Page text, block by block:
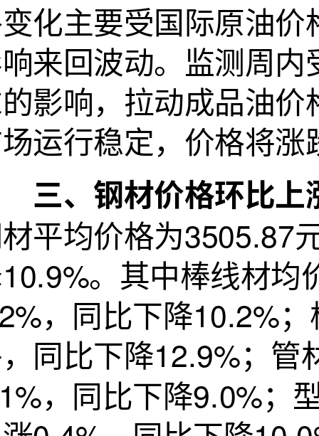
化主要受国际原油
来回波动。监测周
影响，拉动成品油
运行稳定，价格将涨
钢材价格环比上
平均价格为3505.87
。其中棒线材均
，同比下降10.2%
同比下降12.9%；管
，同比下降9.0%；